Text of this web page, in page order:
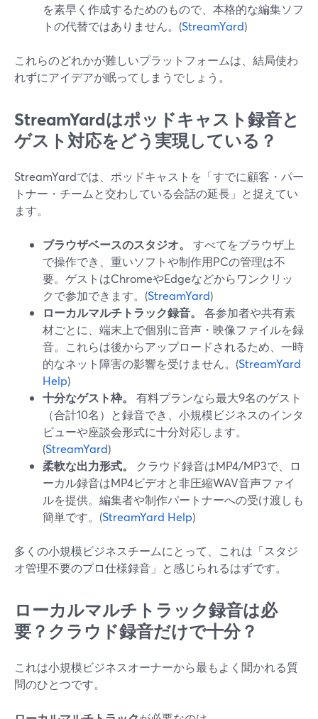
を素早く作成するためのもので、本格的な編集ソフ
トの代替ではありません。(StreamYard)
これらのどれかが難しいプラットフォームは、結局使わ
れずにアイデアが眠ってしまうでしょう。
StreamYardはポッドキャスト録音と
ゲスト対応をどう実現している？
StreamYardでは、ポッドキャストを「すでに顧客・パー
トナー・チームと交わしている会話の延長」と捉えてい
ます。
ブラウザベースのスタジオ。
すべてをブラウザ上
で操作でき、重いソフトや制作用PCの管理は不
要。ゲストはChromeやEdgeなどからワンクリッ
クで参加できます。(StreamYard)
ローカルマルチトラック録音。
各参加者や共有素
材ごとに、端末上で個別に音声・映像ファイルを録
音。これらは後からアップロードされるため、一時
的なネット障害の影響を受けません。(StreamYard
Help)
十分なゲスト枠。
有料プランなら最大9名のゲスト
（合計10名）と録音でき、小規模ビジネスのインタ
ビューや座談会形式に十分対応します。
(StreamYard)
柔軟な出力形式。
クラウド録音はMP4/MP3で、ロ
ーカル録音はMP4ビデオと非圧縮WAV音声ファイ
ルを提供。編集者や制作パートナーへの受け渡しも
簡単です。(StreamYard Help)
多くの小規模ビジネスチームにとって、これは「スタジ
オ管理不要のプロ仕様録音」と感じられるはずです。
ローカルマルチトラック録音は必
要？クラウド録音だけで十分？
これは小規模ビジネスオーナーから最もよく聞かれる質
問のひとつです。